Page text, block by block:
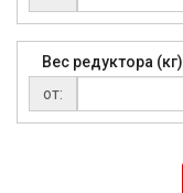
Вес редуктора (кг)
от: